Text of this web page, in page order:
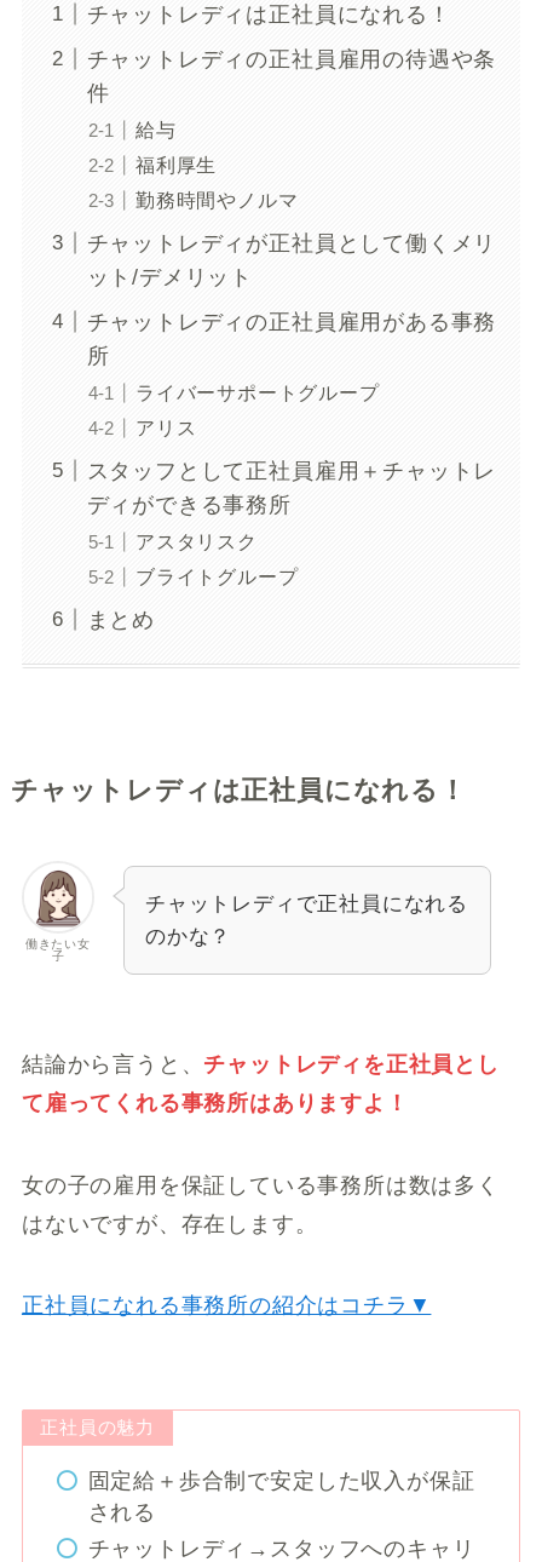
チャットレディは正社員になれる！
チャットレディの正社員雇用の待遇や条
件
給与
福利厚生
勤務時間やノルマ
チャットレディが正社員として働くメリ
ット/デメリット
チャットレディの正社員雇用がある事務
所
ライバーサポートグループ
アリス
スタッフとして正社員雇用＋チャットレ
ディができる事務所
アスタリスク
ブライトグループ
まとめ
チャットレディは正社員になれる！
働きたい女
子
チャットレディで正社員になれる
のかな？
結論から言うと、 チャットレディを正社員とし
て雇ってくれる事務所はありますよ！
女の子の雇用を保証している事務所は数は多く
はないですが、存在します。
正社員になれる事務所の紹介はコチラ▼
正社員の魅力
固定給＋歩合制で安定した収入が保証
される
チャットレディ→スタッフへのキャリ